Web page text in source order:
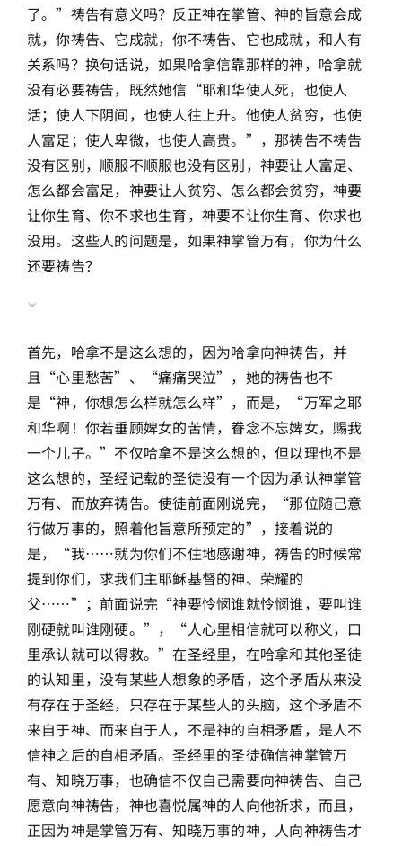
了。”祷告有意义吗？反正神在掌管、神的旨意会成
就，你祷告、它成就，你不祷告、它也成就，和人有
关系吗？换句话说，如果哈拿信靠那样的神，哈拿就
没有必要祷告，既然她信“耶和华使人死，也使人
活；使人下阴间，也使人往上升。他使人贫穷，也使
人富足；使人卑微，也使人高贵。”，那祷告不祷告
没有区别，顺服不顺服也没有区别，神要让人富足、
怎么都会富足，神要让人贫穷、怎么都会贫穷，神要
让你生育、你不求也生育，神要不让你生育、你求也
没用。这些人的问题是，如果神掌管万有，你为什么
还要祷告？
首先，哈拿不是这么想的，因为哈拿向神祷告，并
且“心里愁苦”、“痛痛哭泣”，她的祷告也不
是“神，你想怎么样就怎么样”，而是，“万军之耶
和华啊！你若垂顾婢女的苦情，眷念不忘婢女，赐我
一个儿子。”不仅哈拿不是这么想的，但以理也不是
这么想的，圣经记载的圣徒没有一个因为承认神掌管
万有、而放弃祷告。使徒前面刚说完，“那位随己意
行做万事的，照着他旨意所预定的”，接着说的
是，“我……就为你们不住地感谢神，祷告的时候常
提到你们，求我们主耶稣基督的神、荣耀的
父……”；前面说完“神要怜悯谁就怜悯谁，要叫谁
刚硬就叫谁刚硬。”，“人心里相信就可以称义，口
里承认就可以得救。”在圣经里，在哈拿和其他圣徒
的认知里，没有某些人想象的矛盾，这个矛盾从来没
有存在于圣经，只存在于某些人的头脑，这个矛盾不
来自于神、而来自于人，不是神的自相矛盾，是人不
信神之后的自相矛盾。圣经里的圣徒确信神掌管万
有、知晓万事，也确信不仅自己需要向神祷告、自己
愿意向神祷告，神也喜悦属神的人向他祈求，而且，
正因为神是掌管万有、知晓万事的神，人向神祷告才